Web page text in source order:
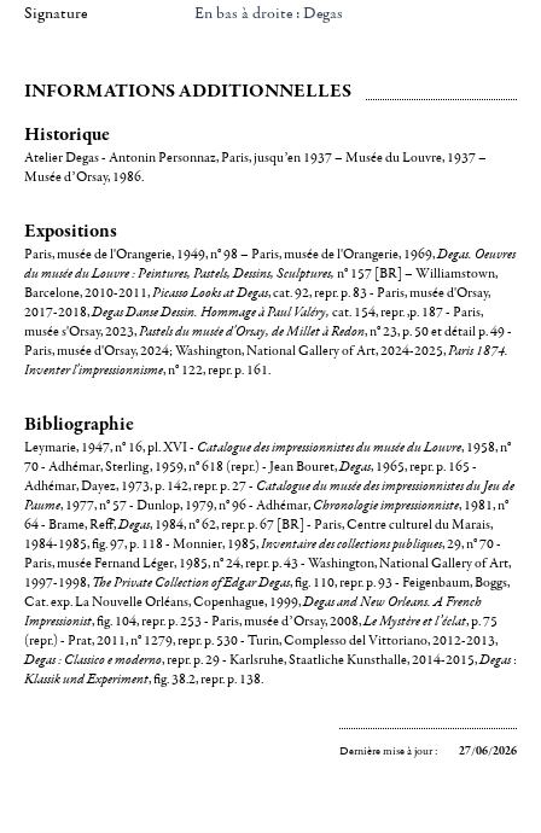
Signature en bas à droite : Degas
INFORMATIONS ADDITIONNELLES
Historique
Atelier Degas - Antonin Personnaz, Paris, jusqu’en 1937 – Musée du Louvre, 1937 –
Musée d’Orsay, 1986.
Expositions
Paris, musée de l'Orangerie, 1949, n° 98 – Paris, musée de l'Orangerie, 1969,Degas. Oeuvres
du musée du Louvre : Peintures, Pastels, Dessins, Sculptures, n° 157 [BR] – Williamstown,
Barcelone, 2010-2011,Picasso Looks at Degas, cat. 92, repr. p. 83 - Paris, musée d'Orsay,
2017-2018,Degas Danse Dessin. Hommage à Paul Valéry, cat. 154, repr. ,p. 187 - Paris,
musée s'Orsay, 2023,Pastels du musée d'Orsay, de Millet à Redon, n° 23, p. 50 et détail p. 49 -
Paris, musée d'Orsay, 2024; Washington, National Gallery of Art, 2024-2025,Paris 1874.
Inventer l'impressionnisme, n° 122, repr. p. 161.
Bibliographie
Leymarie, 1947, n° 16, pl. XVI - Catalogue des impressionnistes du musée du Louvre, 1958, n°
70 - Adhémar, Sterling, 1959, n° 618 (repr.) - Jean Bouret,Degas, 1965, repr. p. 165 -
Adhémar, Dayez, 1973, p. 142, repr. p. 27 - Catalogue du musée des impressionnistes du Jeu de
Paume, 1977, n° 57 - Dunlop, 1979, n° 96 - Adhémar, Chronologie impressionniste, 1981, n°
64 - Brame, Reff,Degas, 1984, n° 62, repr. p. 67 [BR] - Paris, Centre culturel du Marais,
1984-1985, fig. 97, p. 118 - Monnier, 1985,Inventaire des collections publiques, 29, n° 70 -
Paris, musée Fernand Léger, 1985, n° 24, repr. p. 43 - Washington, National Gallery of Art,
1997-1998, The Private Collection of Edgar Degas, fig. 110, repr. p. 93 - Feigenbaum, Boggs,
Cat. exp. La Nouvelle Orléans, Copenhague, 1999,Degas and New Orleans. A French
Impressionist, fig. 104, repr. p. 253 - Paris, musée d’Orsay, 2008,Le Mystère et l’éclat, p. 75
(repr.) - Prat, 2011, n° 1279, repr. p. 530 - Turin, Complesso del Vittoriano, 2012-2013,
Degas : Classico e moderno, repr. p. 29 - Karlsruhe, Staatliche Kunsthalle, 2014-2015,Degas:
Klassik und Experiment, fig. 38.2, repr. p. 138.
Dernière mise à jour : 27/06/2026